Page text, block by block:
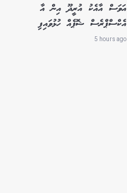
އަވަސް އާއެކު އުރީދޫ އިން އާ
އެކްސްޕްރެސް ޝޮޕެއް ހުޅުވައިފި
5 hours ago